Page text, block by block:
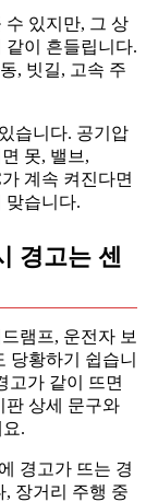
수 있지만, 그 상
이 흔들립니다.
, 빗길, 고속 주
습니다. 공기압
못, 밸브,
계속 켜진다면
맞습니다.
경고는 센
램프, 운전자 보
당황하기 쉽습니
고가 같이 뜨면
판 상세 문구와
.
경고가 뜨는 경
장거리 주행 중